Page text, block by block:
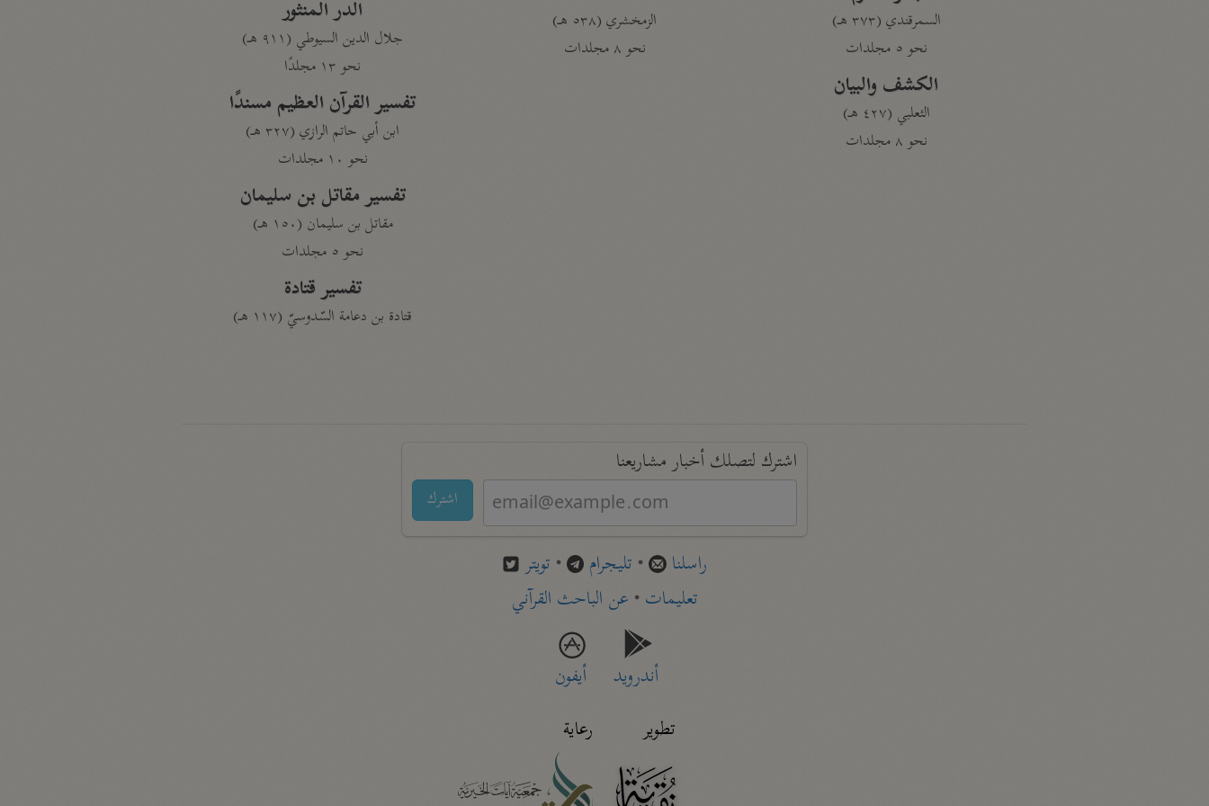
السمرقندي (٣٧٣ هـ)
نحو ٥ مجلدات
الكشف والبيان
الثعلبي (٤٢٧ هـ)
نحو ٨ مجلدات
الزمخشري (٥٣٨ هـ)
نحو ٨ مجلدات
الدر المنثور
جلال الدين السيوطي (٩١١ هـ)
نحو ١٣ مجلدًا
تفسير القرآن العظيم مسندًا
ابن أبي حاتم الرازي (٣٢٧ هـ)
نحو ١٠ مجلدات
تفسير مقاتل بن سليمان
مقاتل بن سليمان (١٥٠ هـ)
نحو ٥ مجلدات
تفسير قتادة
قتادة بن دعامة السّدوسيّ (١١٧ هـ)
اشترك لتصلك أخبار مشاريعنا
اشترك
راسلنا • تليجرام • تويتر
تعليمات• عن الباحث القرآني
أندرويد
أيفون
تطوير
رعاية